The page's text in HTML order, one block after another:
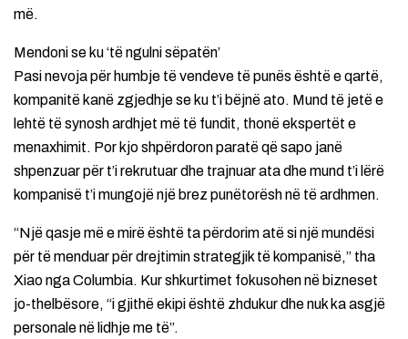
më.
Mendoni se ku ‘të ngulni sëpatën’
Pasi nevoja për humbje të vendeve të punës është e qartë,
kompanitë kanë zgjedhje se ku t’i bëjnë ato. Mund të jetë e
lehtë të synosh ardhjet më të fundit, thonë ekspertët e
menaxhimit. Por kjo shpërdoron paratë që sapo janë
shpenzuar për t’i rekrutuar dhe trajnuar ata dhe mund t’i lërë
kompanisë t’i mungojë një brez punëtorësh në të ardhmen.
“Një qasje më e mirë është ta përdorim atë si një mundësi
për të menduar për drejtimin strategjik të kompanisë,” tha
Xiao nga Columbia. Kur shkurtimet fokusohen në bizneset
jo-thelbësore, “i gjithë ekipi është zhdukur dhe nuk ka asgjë
personale në lidhje me të”.